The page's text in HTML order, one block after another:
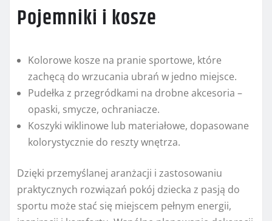
Pojemniki i kosze
Kolorowe kosze na pranie sportowe, które
zachęcą do wrzucania ubrań w jedno miejsce.
Pudełka z przegródkami na drobne akcesoria –
opaski, smycze, ochraniacze.
Koszyki wiklinowe lub materiałowe, dopasowane
kolorystycznie do reszty wnętrza.
Dzięki przemyślanej aranżacji i zastosowaniu
praktycznych rozwiązań pokój dziecka z pasją do
sportu może stać się miejscem pełnym energii,